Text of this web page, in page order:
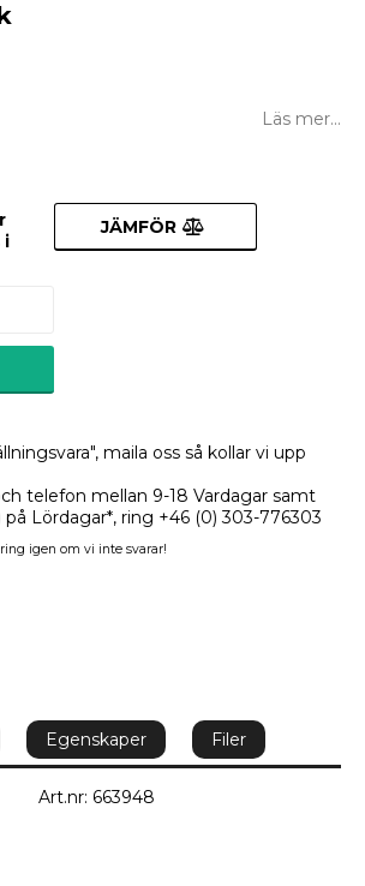
Läs mer...
i
JÄMFÖR
maila oss så kollar vi upp
telefon mellan 9-18 Vardagar samt
på Lördagar*, ring +46 (0) 303-776303
igen om vi inte svarar!
Egenskaper Filer
Art.nr: 663948